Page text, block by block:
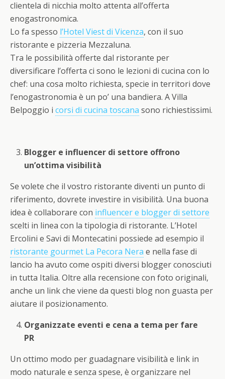
clientela di nicchia molto attenta all’offerta
enogastronomica.
Lo fa spesso l’Hotel Viest di Vicenza, con il suo
ristorante e pizzeria Mezzaluna.
Tra le possibilità offerte dal ristorante per
diversificare l’offerta ci sono le lezioni di cucina con lo
chef: una cosa molto richiesta, specie in territori dove
l’enogastronomia è un po’ una bandiera. A Villa
Belpoggio i corsi di cucina toscana sono richiestissimi.
Blogger e influencer di settore offrono
un’ottima visibilità
Se volete che il vostro ristorante diventi un punto di
riferimento, dovrete investire in visibilità. Una buona
idea è collaborare con influencer e blogger di settore
scelti in linea con la tipologia di ristorante. L’Hotel
Ercolini e Savi di Montecatini possiede ad esempio il
ristorante gourmet La Pecora Nera e nella fase di
lancio ha avuto come ospiti diversi blogger conosciuti
in tutta Italia. Oltre alla recensione con foto originali,
anche un link che viene da questi blog non guasta per
aiutare il posizionamento.
Organizzate eventi e cena a tema per fare
PR
Un ottimo modo per guadagnare visibilità e link in
modo naturale e senza spese, è organizzare nel